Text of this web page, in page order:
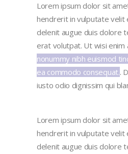
Lorem ipsum dolor sit
hendrerit in vulputate velit
delenit augue duis dolore
erat volutpat. Ut wisi enim
nonummy nibh euismod
ea commodo consequat..
iusto odio dignissim qui
Lorem ipsum dolor sit
hendrerit in vulputate velit
delenit augue duis dolore